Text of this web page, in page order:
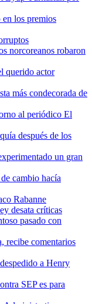
en los premios
norcoreanos robaron
querido actor
más condecorada de
al periódico El
después de los
un gran
cambio hacía
Rabanne
desata críticas
pasado con
recibe comentarios
a Henry
SEP es para